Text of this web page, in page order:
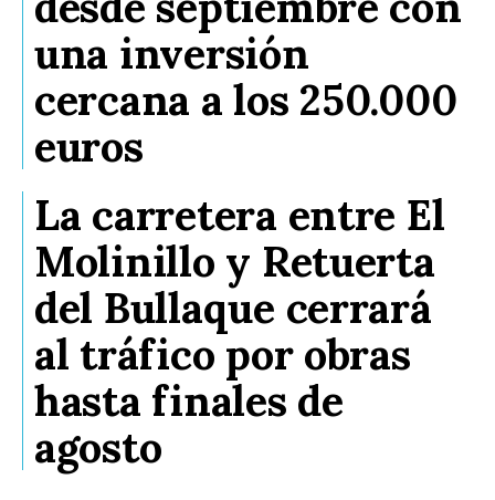
una inversión
cercana a los 250.000
euros
La carretera entre El
Molinillo y Retuerta
del Bullaque cerrará
al tráfico por obras
hasta finales de
agosto